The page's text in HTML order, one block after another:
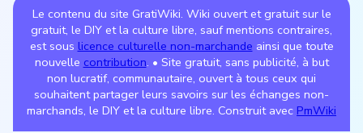
Le contenu du site GratiWiki. Wiki ouvert et gratuit sur le
gratuit, le DIY et la culture libre, sauf mentions contraires,
est sous licence culturelle non-marchande ainsi que toute
nouvelle contribution. • Site gratuit, sans publicité, à but
non lucratif, communautaire, ouvert à tous ceux qui
souhaitent partager leurs savoirs sur les échanges non-
marchands, le DIY et la culture libre. Construit avec PmWiki